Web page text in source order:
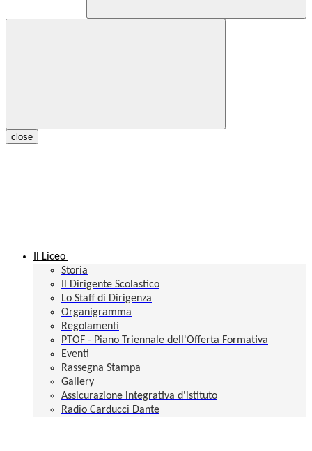
close
Il Liceo
Storia
Il Dirigente Scolastico
Lo Staff di Dirigenza
Organigramma
Regolamenti
PTOF - Piano Triennale dell'Offerta Formativa
Eventi
Rassegna Stampa
Gallery
Assicurazione integrativa d'istituto
Radio Carducci Dante